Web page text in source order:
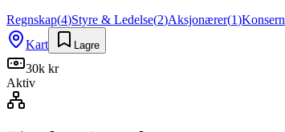
Regnskap(4)Styre & Ledelse(2)Aksjonærer(1)Konsern
Kart
Lagre
30k kr
Aktiv